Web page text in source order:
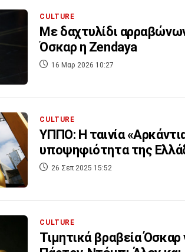
CULTURE
Με δαχτυλίδι
Όσκαρ η Zendaya
16 Μαρ 2026 10:27
CULTURE
ΥΠΠΟ: Η ταινία
υποψηφιότητα της
26 Σεπ 2025 15:52
CULTURE
Τιμητικά βραβεία